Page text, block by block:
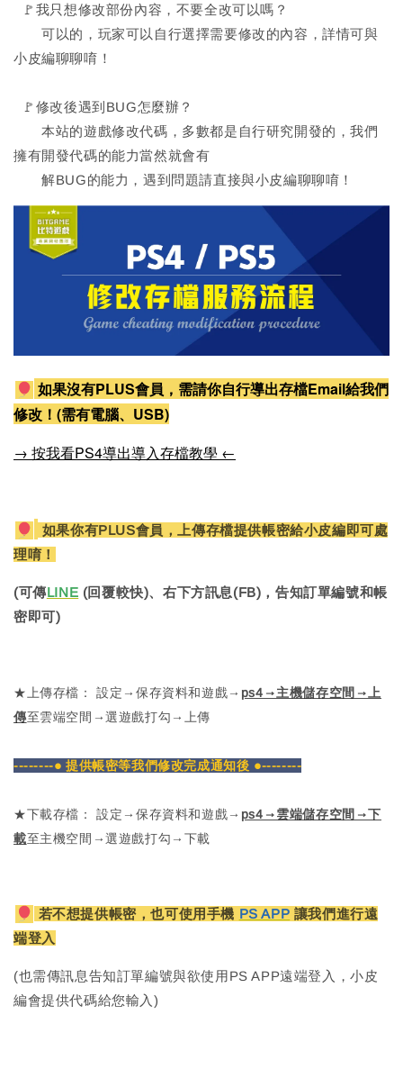
🚩我只想修改部份內容，不要全改可以嗎？
可以的，玩家可以自行選擇需要修改的內容，詳情可與
小皮編聊聊唷！
🚩修改後遇到BUG怎麼辦？
本站的遊戲修改代碼，多數都是自行研究開發的，我們
擁有開發代碼的能力當然就會有
解BUG的能力，遇到問題請直接與小皮編聊聊唷！
如果沒有PLUS會員，需請你自行導出存檔Email給我們
修改！(需有電腦、USB)
→ 按我看PS4導出導入存檔教學 ←
如果你有PLUS會員，上傳存檔提供帳密給小皮編即可處
理唷！
(可傳LINE (回覆較快)、右下方訊息(FB)，告知訂單編號和帳
密即可)
★上傳存檔： 設定→保存資料和遊戲→ ps4→主機儲存空間→上
傳至雲端空間→選遊戲打勾→上傳
--------● 提供帳密等我們修改完成通知後 ●--------
★下載存檔： 設定→保存資料和遊戲→ ps4→雲端儲存空間→下
載至主機空間→選遊戲打勾→下載
若不想提供帳密，也可使用手機 PS APP 讓我們進行遠
端登入
(也需傳訊息告知訂單編號與欲使用PS APP遠端登入，小皮
編會提供代碼給您輸入)